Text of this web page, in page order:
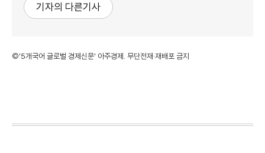
기자의 다른기사
©'5개국어 글로벌 경제신문' 아주경제. 무단전재·재배포 금지